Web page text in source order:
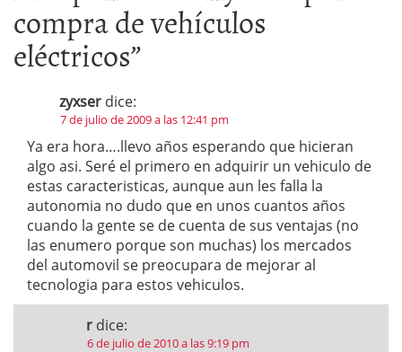
compra de vehículos
eléctricos”
zyxser dice:
7 de julio de 2009 a las 12:41 pm
Ya era hora….llevo años esperando que hicieran
algo asi. Seré el primero en adquirir un vehiculo de
estas caracteristicas, aunque aun les falla la
autonomia no dudo que en unos cuantos años
cuando la gente se de cuenta de sus ventajas (no
las enumero porque son muchas) los mercados
del automovil se preocupara de mejorar al
tecnologia para estos vehiculos.
r dice:
6 de julio de 2010 a las 9:19 pm